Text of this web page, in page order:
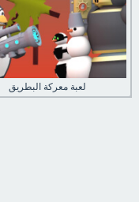
لعبة معركة البطريق